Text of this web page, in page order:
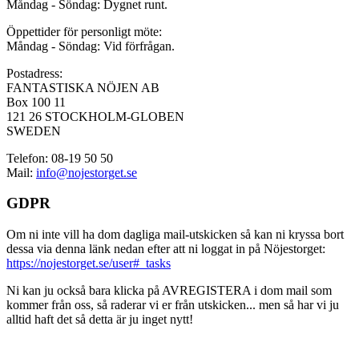
Måndag - Söndag: Dygnet runt.
Öppettider för personligt möte:
Måndag - Söndag: Vid förfrågan.
Postadress:
FANTASTISKA NÖJEN AB
Box 100 11
121 26 STOCKHOLM-GLOBEN
SWEDEN
Telefon: 08-19 50 50
Mail: info@nojestorget.se
GDPR
Om ni inte vill ha dom dagliga mail-utskicken så kan ni kryssa bort
dessa via denna länk nedan efter att ni loggat in på Nöjestorget:
https://nojestorget.se/user#_tasks
Ni kan ju också bara klicka på AVREGISTERA i dom mail som
kommer från oss, så raderar vi er från utskicken... men så har vi ju
alltid haft det så detta är ju inget nytt!